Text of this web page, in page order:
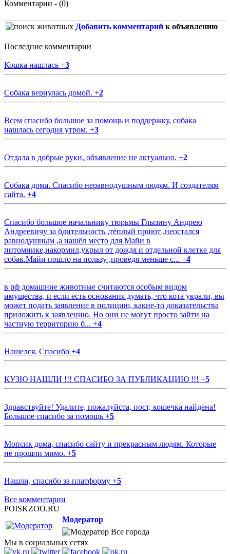
Комментарии - (0)
Добавить комментарий к объявлению
Последние комментарии
Кошка нашлась +3
Собака вернулась домой. +2
Всем спасибо большое за помощь и поддержку, собака
нашлась сегодня утром. +3
Отдала в добрые руки, объявление не актуально. +2
Собака дома. Спасибо неравнодушным людям. И создателям
сайта. +4
Спасибо большое начальнику тюрьмы Глызину Андрею
Андреевичу за бдительность ,тёплый приют ,неостался
равнодушным ,а нашёл место для Майи в
питомнике,накормил,укрыл от дождя и отдельной клетке для
собак.Майи пошло на пользу ,проведя меньше с... +4
в рф домашние животные считаются особым видом
имущества, и если есть основания думать, что кота украли, вы
может подать заявление в полицию, какие-то доказательства
приложить к заявлению. Но они не могут просто зайти на
частную территорию б... +4
Нашелся. Спасибо +4
КУЗЮ НАШЛИ !!! СПАСИБО ЗА ПУБЛИКАЦИЮ !!! +5
Здравствуйте! Удалите, пожалуйста, пост, кошечка найдена!
Большое спасибо за помощь +5
Мопсик дома, спасибо сайту и прекрасным людям. Которые
не прошли мимо. +5
Нашли, спасибо за платформу +5
Все комментарии
POISKZOO.RU
Модератор
Все города
Мы в социальных сетях